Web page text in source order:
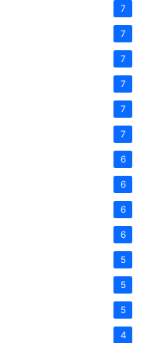
7
7
7
7
7
7
6
6
6
6
5
5
5
4